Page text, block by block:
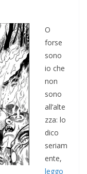
O
forse
sono
io che
non
sono
all’alte
zza: lo
dico
seriam
ente,
leggo